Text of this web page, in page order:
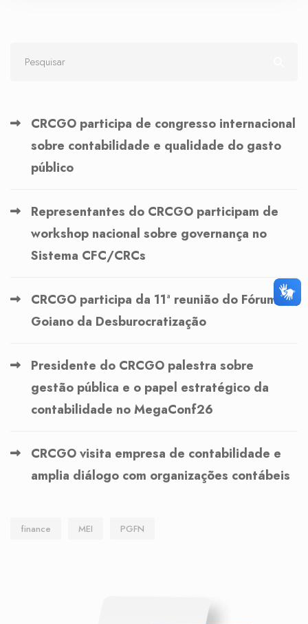
CRCGO participa de congresso internacional
sobre contabilidade e qualidade do gasto
público
Representantes do CRCGO participam de
workshop nacional sobre governança no
Sistema CFC/CRCs
CRCGO participa da 11ª reunião do Fórum
Goiano da Desburocratização
Presidente do CRCGO palestra sobre
gestão pública e o papel estratégico da
contabilidade no MegaConf26
CRCGO visita empresa de contabilidade e
amplia diálogo com organizações contábeis
finance MEI PGFN